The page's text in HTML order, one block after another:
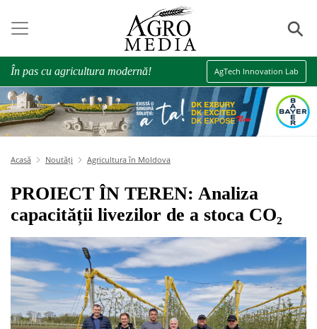
⚲
În pas cu agricultura modernă! AgTech Innovation Lab
Acasă Noutăți Agricultura în Moldova
PROIECT ÎN TEREN: Analiza
capacității livezilor de a stoca CO₂